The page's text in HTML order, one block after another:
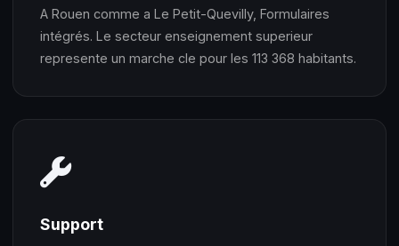
A Rouen comme a Le Petit-Quevilly, Formulaires
intégrés. Le secteur enseignement superieur
represente un marche cle pour les 113 368 habitants.
Support